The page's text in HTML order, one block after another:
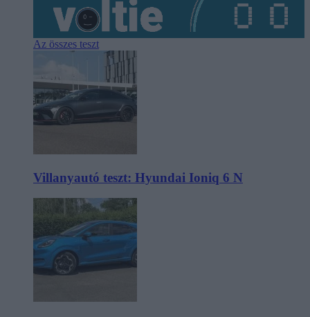
Az összes teszt
Villanyautó teszt: Hyundai Ioniq 6 N